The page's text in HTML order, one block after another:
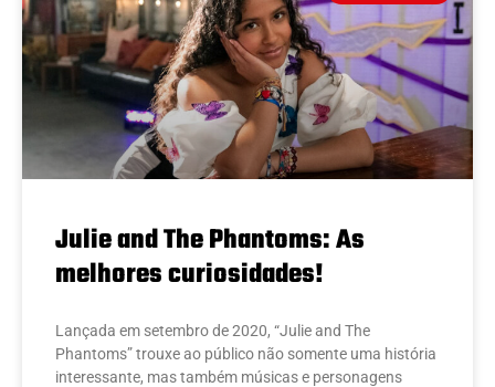
Julie and The Phantoms: As
melhores curiosidades!
Lançada em setembro de 2020, “Julie and The
Phantoms” trouxe ao público não somente uma história
interessante, mas também músicas e personagens